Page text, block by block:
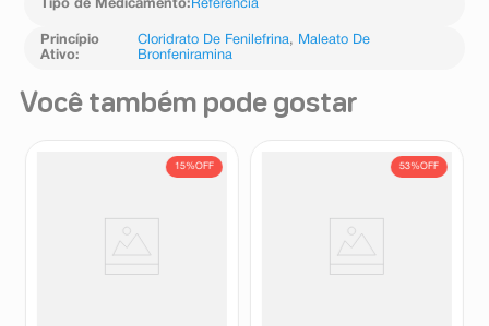
Tipo de Medicamento: Referência
Princípio
Ativo:
Cloridrato De Fenilefrina, Maleato De
Bronfeniramina
Você também pode gostar
15%OFF 53%OFF